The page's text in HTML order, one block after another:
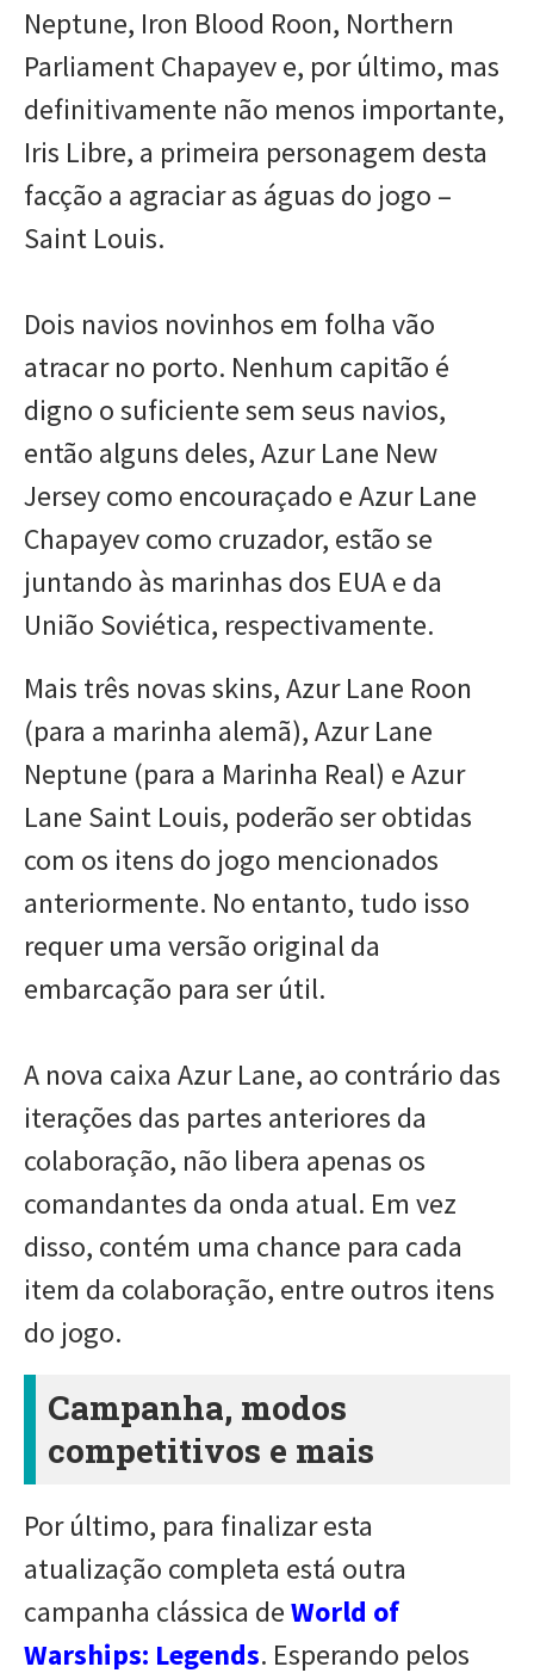
Neptune, Iron Blood Roon, Northern
Parliament Chapayev e, por último, mas
definitivamente não menos importante,
Iris Libre, a primeira personagem desta
facção a agraciar as águas do jogo –
Saint Louis.
Dois navios novinhos em folha vão
atracar no porto. Nenhum capitão é
digno o suficiente sem seus navios,
então alguns deles, Azur Lane New
Jersey como encouraçado e Azur Lane
Chapayev como cruzador, estão se
juntando às marinhas dos EUA e da
União Soviética, respectivamente.
Mais três novas skins, Azur Lane Roon
(para a marinha alemã), Azur Lane
Neptune (para a Marinha Real) e Azur
Lane Saint Louis, poderão ser obtidas
com os itens do jogo mencionados
anteriormente. No entanto, tudo isso
requer uma versão original da
embarcação para ser útil.
A nova caixa Azur Lane, ao contrário das
iterações das partes anteriores da
colaboração, não libera apenas os
comandantes da onda atual. Em vez
disso, contém uma chance para cada
item da colaboração, entre outros itens
do jogo.
Campanha, modos
competitivos e mais
Por último, para finalizar esta
atualização completa está outra
campanha clássica deWorld of
Warships: Legends. Esperando pelos